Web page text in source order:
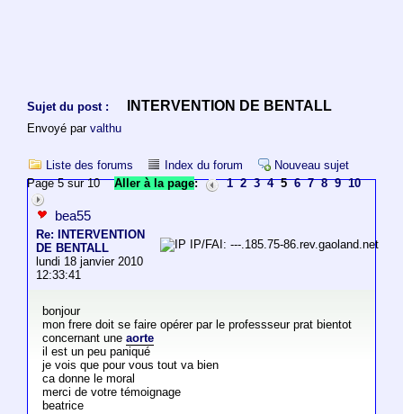
Sujet du post : INTERVENTION DE BENTALL
Envoyé par valthu
Liste des forums Index du forum
Nouveau sujet
Page 5 sur 10Aller à la page: 1 2 3 4 5 6 7 8 9 10
bea55
Re: INTERVENTION
DE BENTALL
lundi 18 janvier 2010
12:33:41
IP/FAI: ---.185.75-86.rev.gaoland.net
bonjour
mon frere doit se faire opérer par le professseur prat bientot
concernant une aorte
il est un peu paniqué
je vois que pour vous tout va bien
ca donne le moral
merci de votre témoignage
beatrice